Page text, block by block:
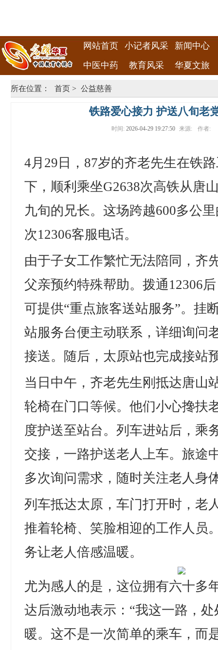
网站首页 小记者风采
新闻中心
中医中药
教育风采 华夏文旅
所在位置： 首页 > 公益慈善
铁路爱心接力 护送八旬老
时间: 2026-04-29 19:27:50 来源: 作者:
4月29日，87岁的齐老先生在铁
下，顺利乘坐G2638次高铁从唐
九旬的兄长。这场跨越600多公
次12306客服电话。
由于子女工作繁忙无法陪同，齐
父亲预约特殊帮助。拨通12306
可提供“重点旅客送站服务”。挂
站服务台便主动联系，详细询问
接送。随后，太原站也完成接站
当日中午，齐老先生刚抵达唐山
轮椅在门口等候。他们小心搀扶
度护送至站台。列车进站后，乘
交接，一路护送老人上车。旅途
多次询问需求，随时关注老人身
列车抵达太原，车门打开时，老
推着轮椅、笑脸相迎的工作人员
务让老人倍感温暖。
尤为感人的是，这位拥有六十多
达后激动地表示：“我这一路，
暖。这不是一次简单的乘车，而